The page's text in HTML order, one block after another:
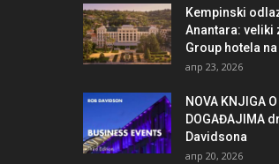
Kempinski
Anantara: veliki
Group hotela
апр 23, 2026
NOVA KNJIGA
DOGAĐAJIMA
Davidsona
апр 20, 2026